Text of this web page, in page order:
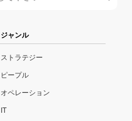
ジャンル
ストラテジー
ピープル
オペレーション
IT